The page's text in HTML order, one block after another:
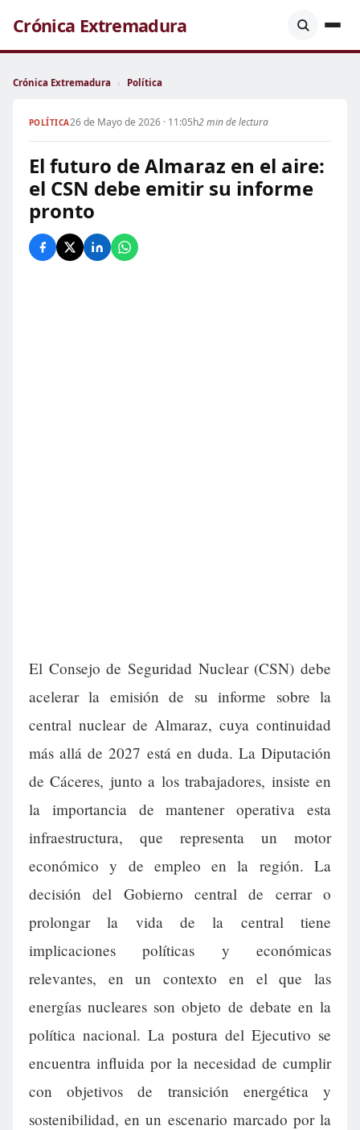
Crónica Extremadura
Crónica Extremadura › Política
POLÍTICA26 de Mayo de 2026 · 11:05h2 min de lectura
El futuro de Almaraz en el aire:
el CSN debe emitir su informe
pronto
El Consejo de Seguridad Nuclear (CSN) debe
acelerar la emisión de su informe sobre la
central nuclear de Almaraz, cuya continuidad
más allá de 2027 está en duda. La Diputación
de Cáceres, junto a los trabajadores, insiste en
la importancia de mantener operativa esta
infraestructura, que representa un motor
económico y de empleo en la región. La
decisión del Gobierno central de cerrar o
prolongar la vida de la central tiene
implicaciones políticas y económicas
relevantes, en un contexto en el que las
energías nucleares son objeto de debate en la
política nacional. La postura del Ejecutivo se
encuentra influida por la necesidad de cumplir
con objetivos de transición energética y
sostenibilidad, en un escenario marcado por la